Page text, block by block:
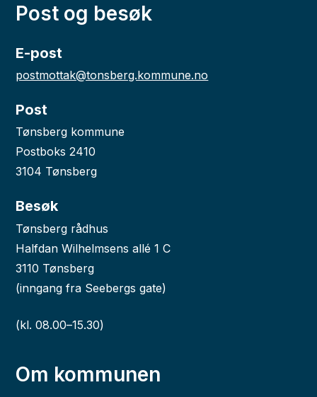
Post og besøk
E-post
postmottak@tonsberg.kommune.no
Post
Tønsberg kommune
Postboks 2410
3104 Tønsberg
Besøk
Tønsberg rådhus
Halfdan Wilhelmsens allé 1 C
3110 Tønsberg
(inngang fra Seebergs gate)
(kl. 08.00–15.30)
Om kommunen